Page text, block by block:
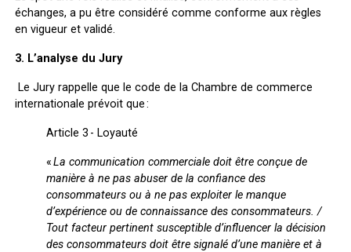
échanges, a pu être considéré comme conforme aux règles
en vigueur et validé.
3. L’analyse du Jury
Le Jury rappelle que le code de la Chambre de commerce
internationale prévoit que :
Article 3 - Loyauté
«La communication commerciale doit être conçue de
manière à ne pas abuser de la confiance des
consommateurs ou à ne pas exploiter le manque
d’expérience ou de connaissance des consommateurs. /
Tout facteur pertinent susceptible d’influencer la décision
des consommateurs doit être signalé d’une manière et à